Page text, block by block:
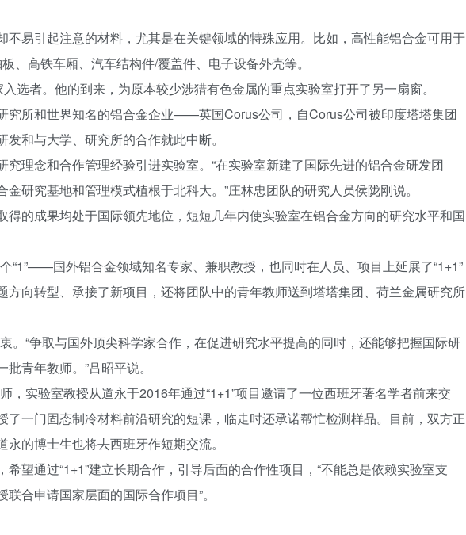
不易引起注意的材料，尤其是在关键领域的特殊应用。比如，高性能铝合金可用于
、高铁车厢、汽车结构件/覆盖件、电子设备外壳等。
选者。他的到来，为原本较少涉猎有色金属的重点实验室打开了另一扇窗。
究所和世界知名的铝合金企业——英国Corus公司，自Corus公司被印度塔塔集团
和与大学、研究所的合作就此中断。
究理念和合作管理经验引进实验室。“在实验室新建了国际先进的铝合金研发团
研究基地和管理模式植根于北科大。”庄林忠团队的研究人员侯陇刚说。
得的成果均处于国际领先地位，短短几年内使实验室在铝合金方向的研究水平和国
“1”——国外铝合金领域知名专家、兼职教授，也同时在人员、项目上延展了“1+1”
方向转型、承接了新项目，还将团队中的青年教师送到塔塔集团、荷兰金属研究所
。“争取与国外顶尖科学家合作，在促进研究水平提高的同时，还能够把握国际研
青年教师。”吕昭平说。
，实验室教授从道永于2016年通过“1+1”项目邀请了一位西班牙著名学者前来交
了一门固态制冷材料前沿研究的短课，临走时还承诺帮忙检测样品。目前，双方正
的博士生也将去西班牙作短期交流。
望通过“1+1”建立长期合作，引导后面的合作性项目，“不能总是依赖实验室支
合申请国家层面的国际合作项目”。